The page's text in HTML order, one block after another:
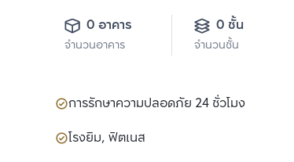
0 อาคาร
จำนวนอาคาร
0 ชั้น
จำนวนชั้น
การรักษาความปลอดภัย 24 ชั่วโมง
โรงยิม, ฟิตเนส